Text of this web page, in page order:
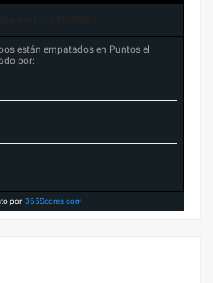
están empatados en Puntos el
por:
por 365Scores.com